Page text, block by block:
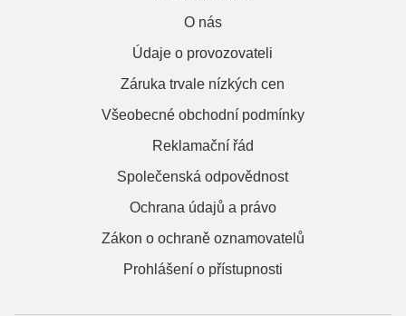
O nás
Údaje o provozovateli
Záruka trvale nízkých cen
Všeobecné obchodní podmínky
Reklamační řád
Společenská odpovědnost
Ochrana údajů a právo
Zákon o ochraně oznamovatelů
Prohlášení o přístupnosti